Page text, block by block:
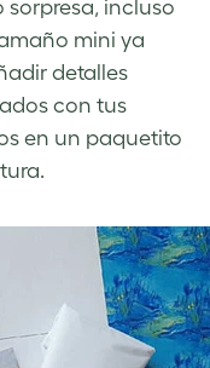
sorpresa, incluso
mini ya
detalles
con tus
en un paquetito